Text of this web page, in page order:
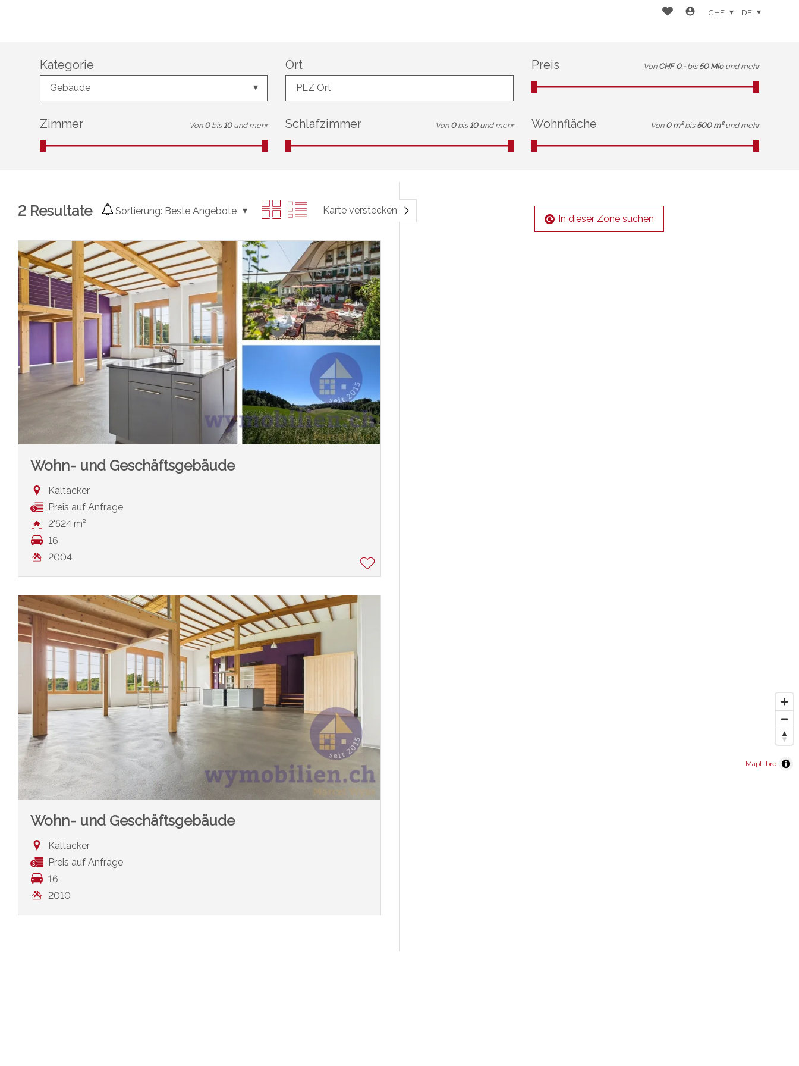
CHF DE
Kategorie
Gebäude
Ort
PLZ Ort
Preis Von CHF 0.- bis 50 Mio und mehr
Zimmer Von 0 bis 10 und mehr Schlafzimmer Von 0 bis 10 und mehr Wohnfläche Von 0 m² bis 500 m² und mehr
2 Resultate Sortierung: Beste Angebote Karte verstecken
Wohn- und Geschäftsgebäude
Kaltacker
Preis auf Anfrage
2'524 m²
16
2004
Wohn- und Geschäftsgebäude
Kaltacker
Preis auf Anfrage
16
2010
In dieser Zone suchen
MapLibre